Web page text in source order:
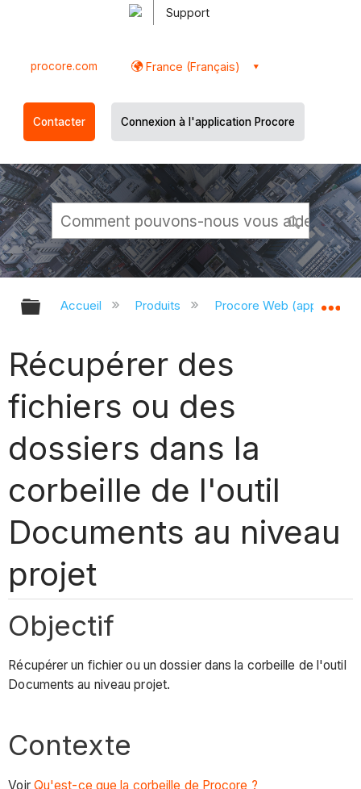
Support
procore.com France (Français)
Contacter Connexion à l'application Procore
Développer/réduire la hiérarchie
Accueil Produits Procore Web
Récupérer des
fichiers ou des
dossiers dans la
corbeille de l'outil
Documents au niveau
projet
Objectif
Récupérer un fichier ou un dossier dans la corbeille de l'outil
Documents au niveau projet.
Contexte
VoirQu'est-ce que la corbeille de Procore ?